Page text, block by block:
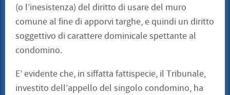
(o l’inesistenza) del diritto di usare del muro
comune al fine di apporvi targhe, e quindi un diritto
soggettivo di carattere dominicale spettante al
condomino.
E’ evidente che, in siffatta fattispecie, il Tribunale,
investito dell’appello del singolo condomino, ha